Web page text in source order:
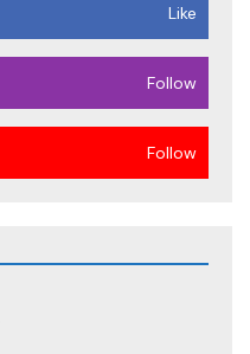
Like
Follow
Follow